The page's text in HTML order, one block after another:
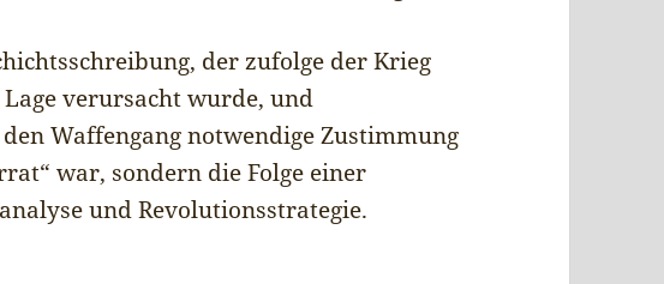
der zufolge der Krieg
verursacht wurde, und
Waffengang notwendige Zustimmung
war, sondern die Folge einer
und Revolutionsstrategie.